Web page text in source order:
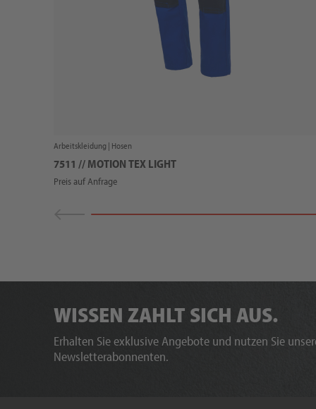
Arbeitskleidung | Hosen
7511 // MOTION TEX LIGHT
Preis auf Anfrage
WISSEN ZAHLT SICH AUS.
Erhalten Sie exklusive Angebote und nutzen Sie
Newsletterabonnenten.